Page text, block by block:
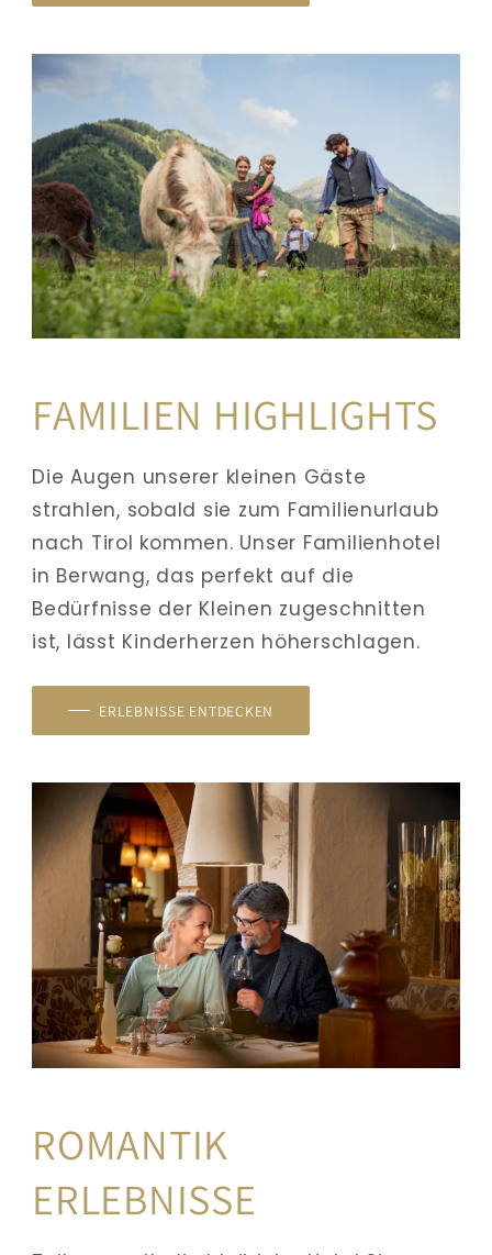
FAMILIEN HIGHLIGHTS
Die Augen unserer kleinen Gäste
strahlen, sobald sie zum Familienurlaub
nach Tirol kommen. Unser Familienhotel
in Berwang, das perfekt auf die
Bedürfnisse der Kleinen zugeschnitten
ist, lässt Kinderherzen höherschlagen.
ERLEBNISSE ENTDECKEN
ROMANTIK
ERLEBNISSE